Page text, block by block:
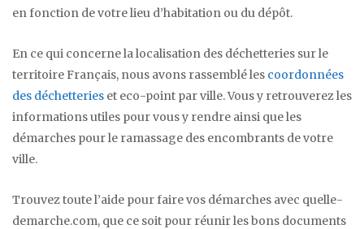
en fonction de votre lieu d’habitation ou du dépôt.
En ce qui concerne la localisation des déchetteries sur le
territoire Français, nous avons rassemblé les coordonnées
des déchetteries et eco-point par ville. Vous y retrouverez les
informations utiles pour vous y rendre ainsi que les
démarches pour le ramassage des encombrants de votre
ville.
Trouvez toute l’aide pour faire vos démarches avec quelle-
demarche.com, que ce soit pour réunir les bons documents